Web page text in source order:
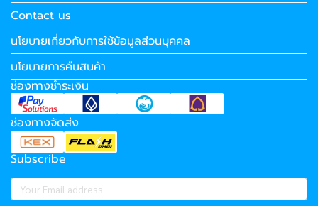
Contact us
นโยบายเกี่ยวกับการใช้ข้อมูลส่วนบุคคล
นโยบายการคืนสินค้า
ช่องทางชำระเงิน
ช่องทางจัดส่ง
Subscribe